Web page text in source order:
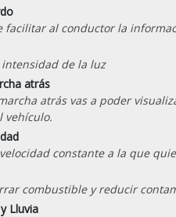
facilitar al conductor la
de la luz
atrás
atrás vas a poder
vehículo.
constante a la que
combustible y reducir
Lluvia